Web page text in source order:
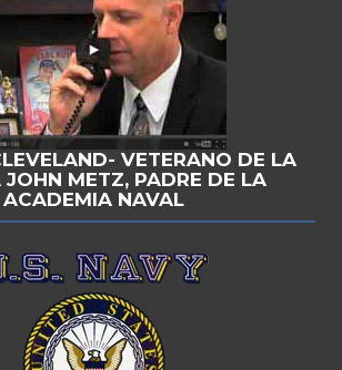
VETERANO DE LA
JOHN METZ, PADRE DE LA
ACADEMIA NAVAL